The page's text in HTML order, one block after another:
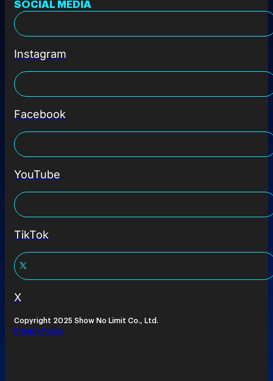
SOCIAL MEDIA
Instagram
Facebook
YouTube
TikTok
X
Copyright 2025 Show No Limit Co., Ltd.
Privacy Policy